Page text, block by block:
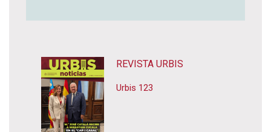
REVISTA URBIS
Urbis 123